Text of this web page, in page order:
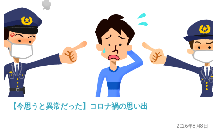
+260 -15
20. 匿名2015/02/19(木) 21:49:27
深津絵里はシミかソバカスだらけだよ
+223 -19
【今思うと異常だった】コロナ禍の思い出
2026年8月8日